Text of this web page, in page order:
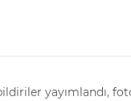
yayımlandı,